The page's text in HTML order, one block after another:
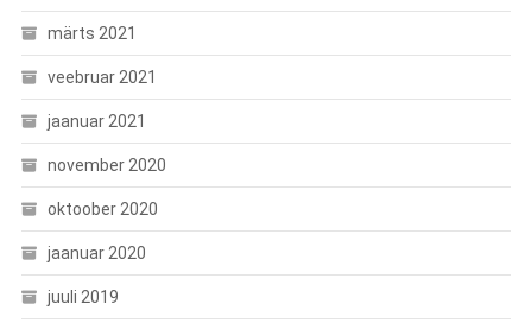
märts 2021
veebruar 2021
jaanuar 2021
november 2020
oktoober 2020
jaanuar 2020
juuli 2019